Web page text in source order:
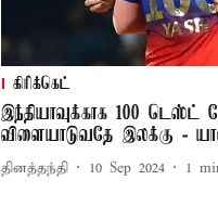
கிரிக்கெட்
இந்தியாவுக்காக 100 டெஸ்ட்
விளையாடுவதே இலக்கு -
தினத்தந்தி 10 Sep 2024 1